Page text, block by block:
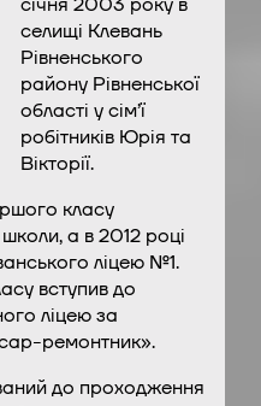
селищі Клевань
Рівненського
району Рівненської
області у сім’ї
робітників Юрія та
Вікторії.
класу
а в 2012 році
ліцею №1.
вступив до
ліцею за
ремонтник».
до проходження